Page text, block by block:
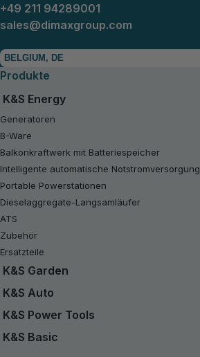
+49 211 94289001
sales@dimaxgroup.com
BELGIUM, DE
Produkte
K&S Energy
Generatoren
B-Ware
Balkonkraftwerk mit Batteriespeicher
Intelligente automatische Notstromversorgung
Portable Powerstationen
Dieselaggregate-Langsamläufer
ATS
Zubehör
Ersatzteile
K&S Garden
Das Einzelbatteriesystem
Kettensägen
K&S Auto
Luftkompressor
K&S Power Tools
Akku-Werkzeuge
K&S Basic